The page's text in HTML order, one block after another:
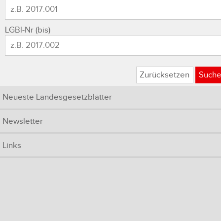
LGBl-Nr (bis)
Zurücksetzen
Neueste Landesgesetzblätter
Newsletter
Links